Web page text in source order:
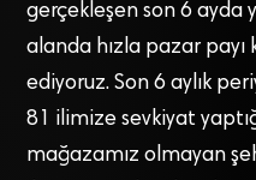
gerçekleşen son 6 ayda
alanda hızla pazar
ediyoruz. Son 6 aylık
81 ilimize sevkiyat
mağazamız olmayan